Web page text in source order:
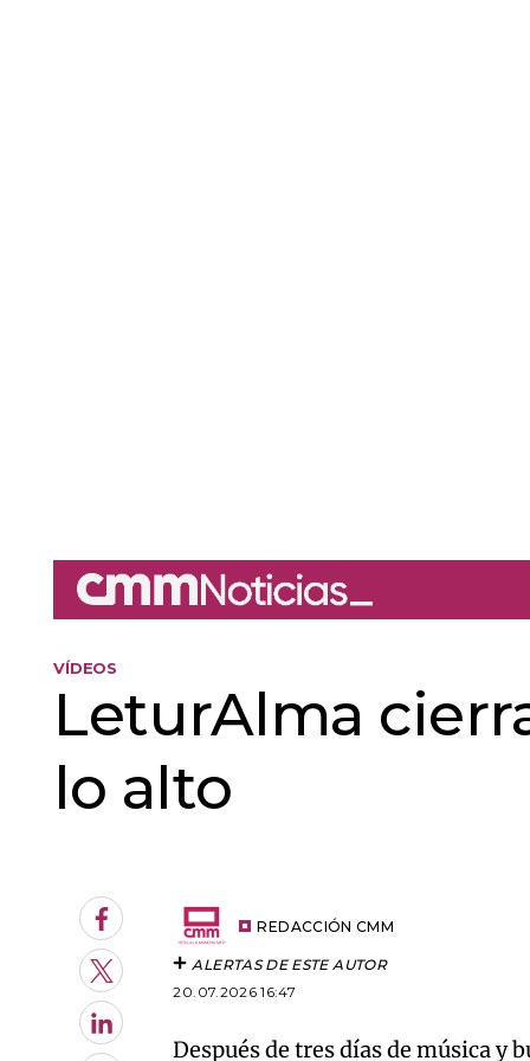
VÍDEOS
LeturAlma
lo alto
Facebook
Twitter
LinkedIn
REDACCIÓN CMM
ALERTAS DE ESTE AUTOR
20.07.2026 16:47
Después de tres días de música y